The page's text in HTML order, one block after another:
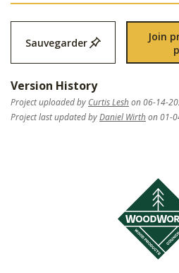
Sauvegarder
Join
Version History
Project uploaded by Curtis Leshon 06-14-
Project last updated byDaniel Wirthon 01-